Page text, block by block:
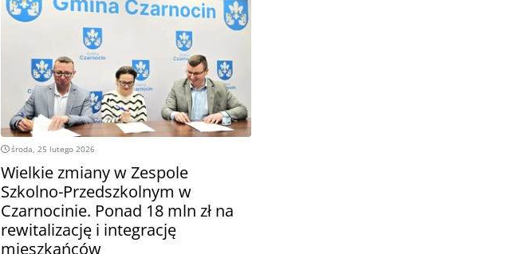
środa, 25 lutego 2026
Wielkie zmiany w Zespole
Szkolno-Przedszkolnym w
Czarnocinie. Ponad 18 mln zł na
rewitalizację i integrację
mieszkańców